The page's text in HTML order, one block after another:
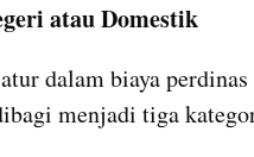
atau Domestik
dalam biaya
menjadi tiga